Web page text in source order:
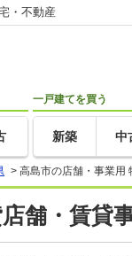
・不動産
一戸建てを買う
新築 中
> 高島市の店舗・事業用
舗・賃貸